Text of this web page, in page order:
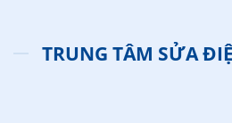
TRUNG TÂM SỬA